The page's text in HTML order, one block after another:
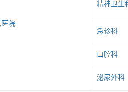
医院
精神卫生
急诊科
口腔科
泌尿外科